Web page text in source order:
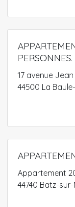
PERSONNES.
17 avenue
44500 La
Appartement
44740 Batz-